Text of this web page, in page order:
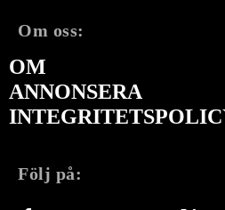
Om oss:
OM
ANNONSERA
Följ på: